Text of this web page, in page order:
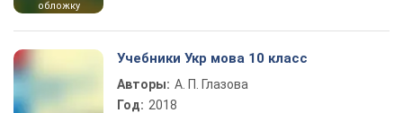
обложку
Учебники Укр мова 10 класс
Авторы: А. П. Глазова
Год: 2018